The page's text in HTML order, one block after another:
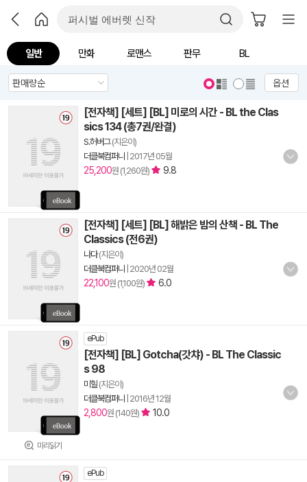
일반 만화 로맨스 판무 BL
옵션
[전자책] [세트] [BL] 미로의 시간 - BL the Clas
sics 134 (총7권/완결)
S.허버그(지은이)
더클북컴퍼니
2017년 05월
25,200원 (1,260원) 9.8
[전자책] [세트] [BL] 해밝은 밤의 산책 - BL The
Classics (전6권)
나다(지은이)
더클북컴퍼니
2020년 02월
22,100원 (1,100원) 6.0
미리읽기
ePub
[전자책] [BL] Gotcha(갓챠) - BL The Classic
s 98
미힐 (지은이)
더클북컴퍼니
2016년 12월
2,800원 (140원) 10.0
ePub